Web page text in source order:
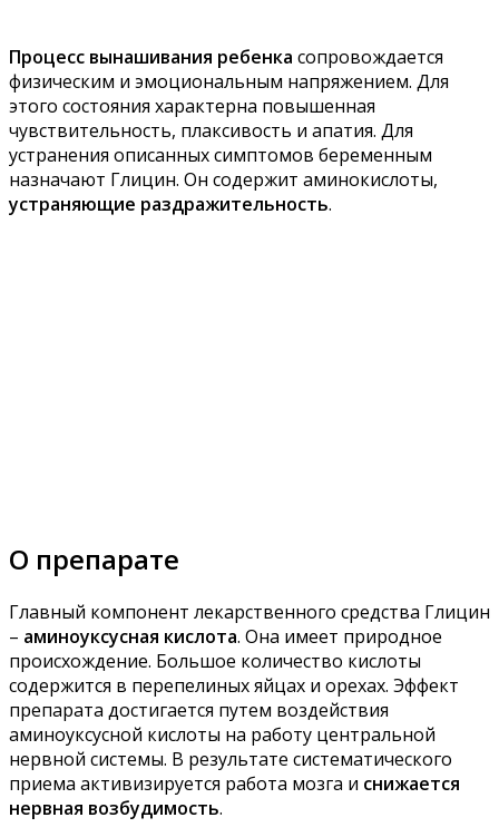
Процесс вынашивания ребенка сопровождается
физическим и эмоциональным напряжением. Для
этого состояния характерна повышенная
чувствительность, плаксивость и апатия. Для
устранения описанных симптомов беременным
назначают Глицин. Он содержит аминокислоты,
устраняющие раздражительность.
О препарате
Главный компонент лекарственного средства Глицин
– аминоуксусная кислота. Она имеет природное
происхождение. Большое количество кислоты
содержится в перепелиных яйцах и орехах. Эффект
препарата достигается путем воздействия
аминоуксусной кислоты на работу центральной
нервной системы. В результате систематического
приема активизируется работа мозга и снижается
нервная возбудимость.